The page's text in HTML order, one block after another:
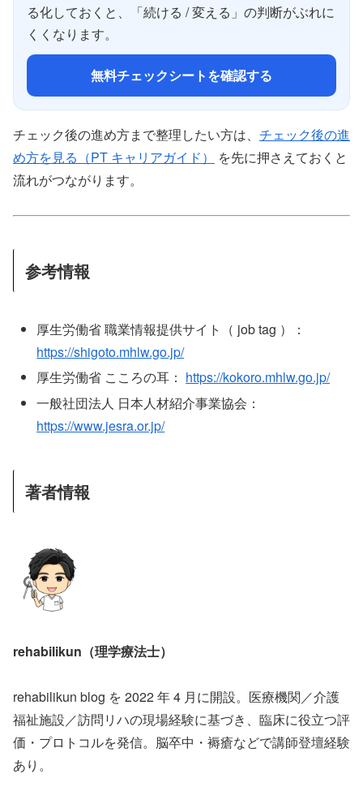
る化しておくと、「続ける / 変える」の判断がぶれに
くくなります。
無料チェックシートを確認する
チェック後の進め方まで整理したい方は、 チェック後の進
め方を見る（PT キャリアガイド）
を先に押さえておくと
流れがつながります。
参考情報
厚生労働省 職業情報提供サイト（ job tag ）：
https://shigoto.mhlw.go.jp/
厚生労働省 こころの耳： https://kokoro.mhlw.go.jp/
一般社団法人 日本人材紹介事業協会：
https://www.jesra.or.jp/
著者情報
rehabilikun（理学療法士）
rehabilikun blog を 2022 年 4 月に開設。医療機関／介護
福祉施設／訪問リハの現場経験に基づき、臨床に役立つ評
価・プロトコルを発信。脳卒中・褥瘡などで講師登壇経験
あり。